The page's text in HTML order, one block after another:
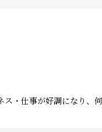
・仕事が好調になり、